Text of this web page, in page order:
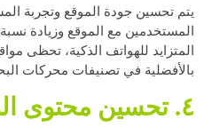
يتم تحسين جودة الموقع وتجربة
المستخدمين مع الموقع وزيادة
المتزايد للهواتف الذكية، تحظى
بالأفضلية في تصنيفات محركات
٤. تحسين محتوى الموقع